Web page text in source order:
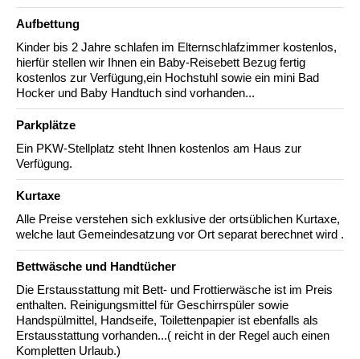
Aufbettung
Kinder bis 2 Jahre schlafen im Elternschlafzimmer kostenlos,
hierfür stellen wir Ihnen ein Baby-Reisebett Bezug fertig
kostenlos zur Verfügung,ein Hochstuhl sowie ein mini Bad
Hocker und Baby Handtuch sind vorhanden...
Parkplätze
Ein PKW-Stellplatz steht Ihnen kostenlos am Haus zur
Verfügung.
Kurtaxe
Alle Preise verstehen sich exklusive der ortsüblichen Kurtaxe,
welche laut Gemeindesatzung vor Ort separat berechnet wird .
Bettwäsche und Handtücher
Die Erstausstattung mit Bett- und Frottierwäsche ist im Preis
enthalten. Reinigungsmittel für Geschirrspüler sowie
Handspülmittel, Handseife, Toilettenpapier ist ebenfalls als
Erstausstattung vorhanden...( reicht in der Regel auch einen
Kompletten Urlaub.)